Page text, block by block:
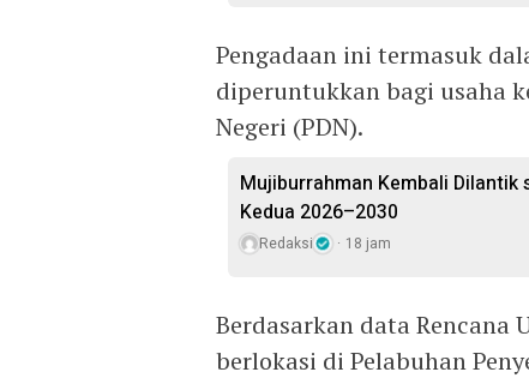
Pengadaan ini termasuk
diperuntukkan bagi usaha
Negeri (PDN).
Mujiburrahman Kembali Dilantik
Kedua 2026–2030
Redaksi 18 jam
Berdasarkan data Rencana
berlokasi di Pelabuhan